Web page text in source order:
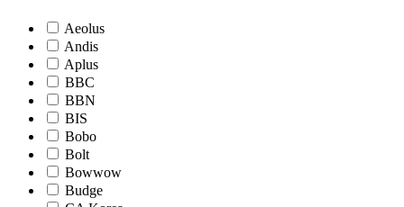
Aeolus
Andis
Aplus
BBC
BBN
BIS
Bobo
Bolt
Bowwow
Budge